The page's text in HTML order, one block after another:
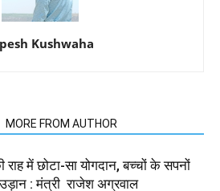
Kushwaha
MORE FROM AUTHOR
राह में छोटा-सा योगदान, बच्चों के सपनों
: मंत्री राजेश अग्रवाल